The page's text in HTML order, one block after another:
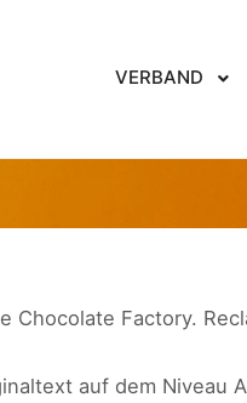
VERBAND30.
Chocolate Factory.
auf dem Niveau